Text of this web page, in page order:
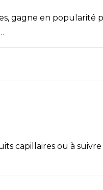
gagne en popularité
capillaires ou à